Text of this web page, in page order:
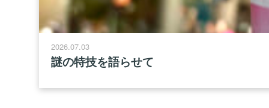
2026.07.03
謎の特技を語らせて